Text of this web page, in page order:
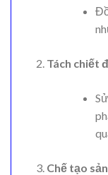
Tách chiết
Chế tạo